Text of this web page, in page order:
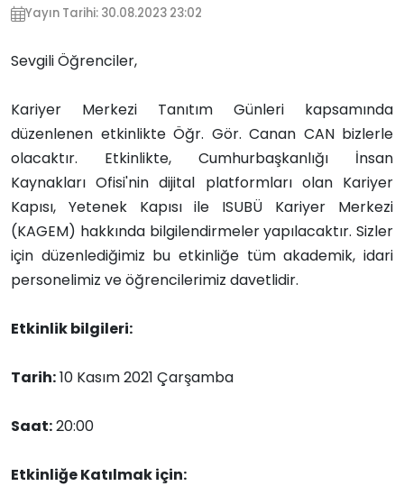
Yayın Tarihi: 30.08.2023 23:02
Sevgili Öğrenciler,
Kariyer Merkezi Tanıtım Günleri kapsamında
düzenlenen etkinlikte Öğr. Gör. Canan CAN bizlerle
olacaktır. Etkinlikte, Cumhurbaşkanlığı İnsan
Kaynakları Ofisi'nin dijital platformları olan Kariyer
Kapısı, Yetenek Kapısı ile ISUBÜ Kariyer Merkezi
(KAGEM) hakkında bilgilendirmeler yapılacaktır. Sizler
için düzenlediğimiz bu etkinliğe tüm akademik, idari
personelimiz ve öğrencilerimiz davetlidir.
Etkinlik bilgileri:
Tarih:10 Kasım 2021 Çarşamba
Saat:20:00
Etkinliğe Katılmak için: